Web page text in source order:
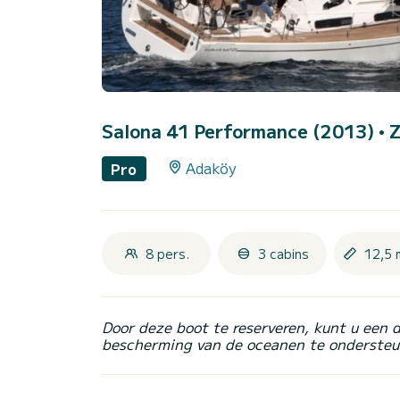
Salona 41 Performance (2013) •
Pro Adaköy
8 pers. 3 cabins 12,5
Door deze boot te reserveren, kunt u een
bescherming van de oceanen te